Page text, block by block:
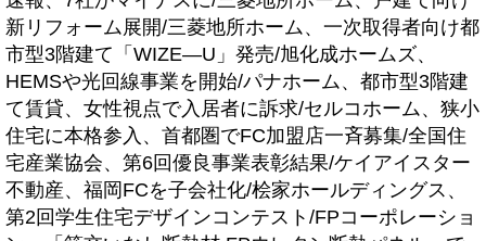
新リフォーム展開/三菱地所ホーム、一次取得者向け都
市型3階建て「WIZE―U」発売/旭化成ホームズ、
HEMSや光回線事業を開始/パナホーム、都市型3階建
て賃貸、女性視点で入居者に訴求/セルコホーム、狭小
住宅に本格参入、首都圏でFC加盟店一斉募集/全国住
宅産業協会、第6回優良事業表彰結果/ケイアイスター
不動産、福岡FCを子会社化/桧家ホールディングス、
第2回学生住宅デザインコンテスト/FPコーポレーショ